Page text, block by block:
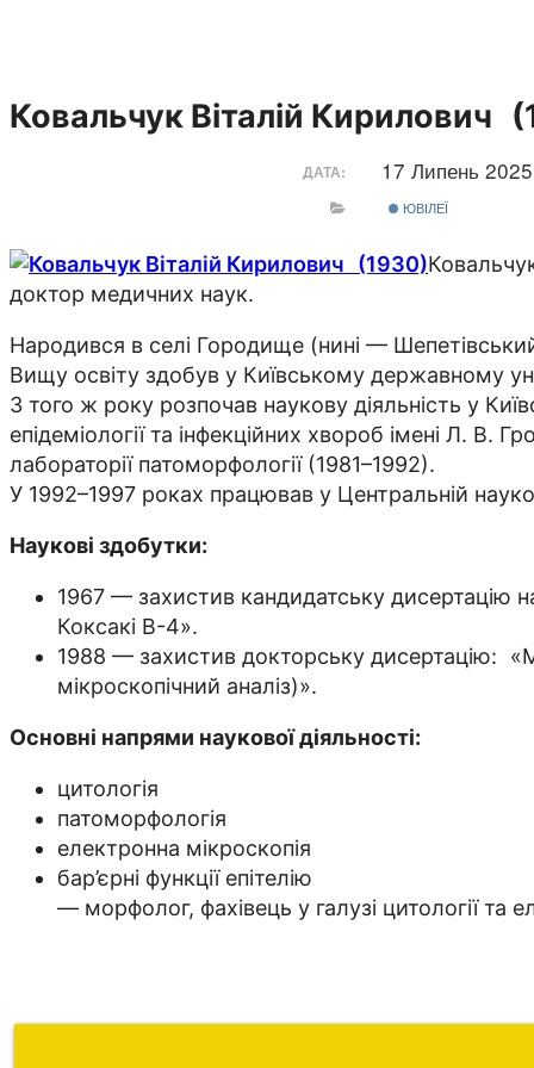
Ковальчук Віталій Кирилович
ДАТА: 17 Липень
ЮВІЛЕЇ
доктор медичних наук.
Народився в селі Городище (нині —
Вищу освіту здобув у Київському державному
З того ж року розпочав наукову діяльність у
епідеміології та інфекційних хвороб імені Л.
лабораторії патоморфології (1981–1992).
У 1992–1997 роках працював у Центральній
Наукові здобутки:
1967 — захистив кандидатську дисертацію
Коксакі В-4».
1988 — захистив докторську дисертацію:
мікроскопічний аналіз)».
Основні напрями наукової діяльності:
цитологія
патоморфологія
електронна мікроскопія
бар’єрні функції епітелію
— морфолог, фахівець у галузі цитології та